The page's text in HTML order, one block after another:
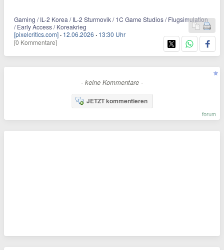
Gaming / IL-2 Korea / IL-2 Sturmovik / 1C Game Studios / Flugsimulation
/ Early Access / Koreakrieg
[pixelcritics.com] · 12.06.2026 · 13:30 Uhr
[0 Kommentare]
- keine Kommentare -
JETZT kommentieren
forum